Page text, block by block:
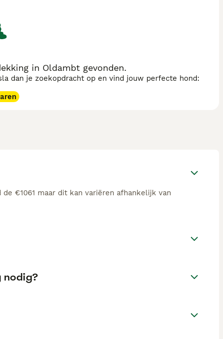
in Oldambt gevonden.
dan je zoekopdracht op en vind jouw perfecte hond:
€1061 maar dit kan variëren afhankelijk van
nodig?